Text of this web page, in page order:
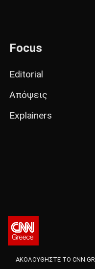
Focus
Editorial
Απόψεις
Explainers
ΑΚΟΛΟΥΘΗΣΤΕ ΤΟ CNN.GR